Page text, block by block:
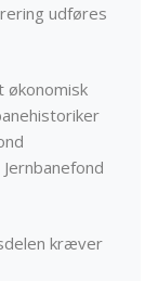
udføres
økonomisk
kræver